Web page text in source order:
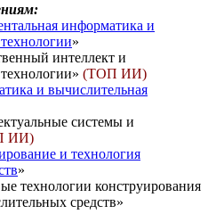
информатика и
»
интеллект и
(ТОП ИИ)
и вычислительная
системы и
ИИ)
и технология
»
конструирования
средств»